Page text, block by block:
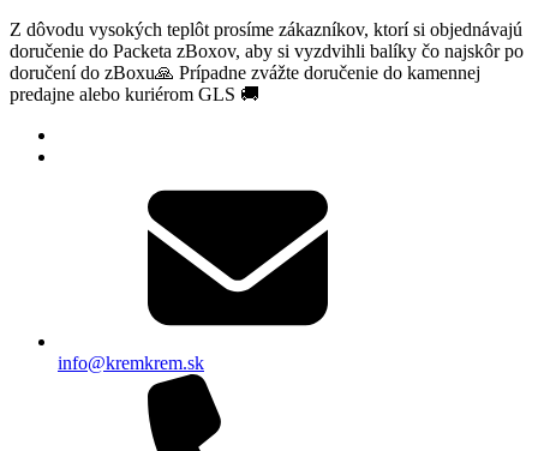
Z dôvodu vysokých teplôt prosíme zákazníkov, ktorí si objednávajú
doručenie do Packeta zBoxov, aby si vyzdvihli balíky čo najskôr po
doručení do zBoxu🙏 Prípadne zvážte doručenie do kamennej
predajne alebo kuriérom GLS 🚚
info@kremkrem.sk